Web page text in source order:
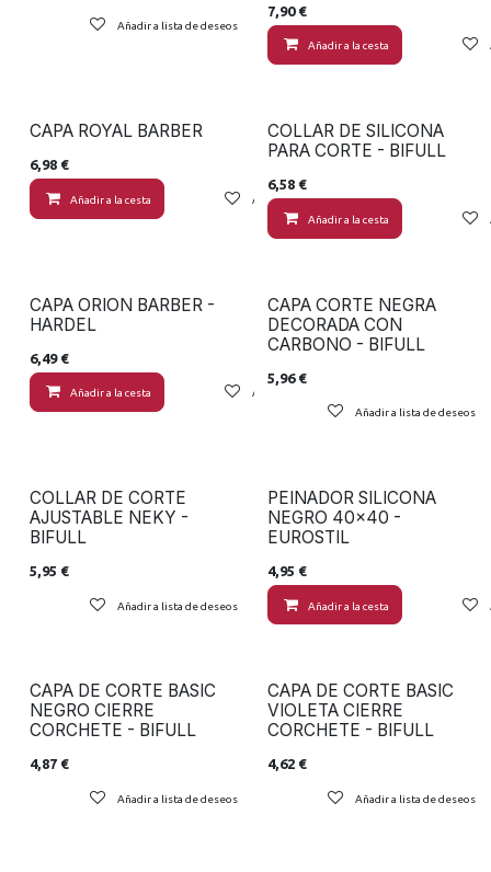
Añadir a lista de deseos
7,90€
Añadir a la cesta
CAPA ROYAL BARBER
6,98 €
Añadir a la cesta Añadir a lista de deseos
COLLAR DE SILICONA
PARA CORTE - BIFULL
6,58€
Añadir a la cesta
CAPA ORION BARBER -
HARDEL
6,49€
Añadir a la cesta Añadir a lista de deseos
CAPA CORTE NEGRA
DECORADA CON
CARBONO - BIFULL
5,96€
Añadir a lista de deseos
COLLAR DE CORTE
AJUSTABLE NEKY -
BIFULL
5,95 €
Añadir a lista de deseos
PEINADOR SILICONA
NEGRO 40x40 -
EUROSTIL
4,95 €
Añadir a la cesta
CAPA DE CORTE BASIC
NEGRO CIERRE
CORCHETE - BIFULL
4,87 €
Añadir a lista de deseos
CAPA DE CORTE BASIC
VIOLETA CIERRE
CORCHETE - BIFULL
4,62€
Añadir a lista de deseos